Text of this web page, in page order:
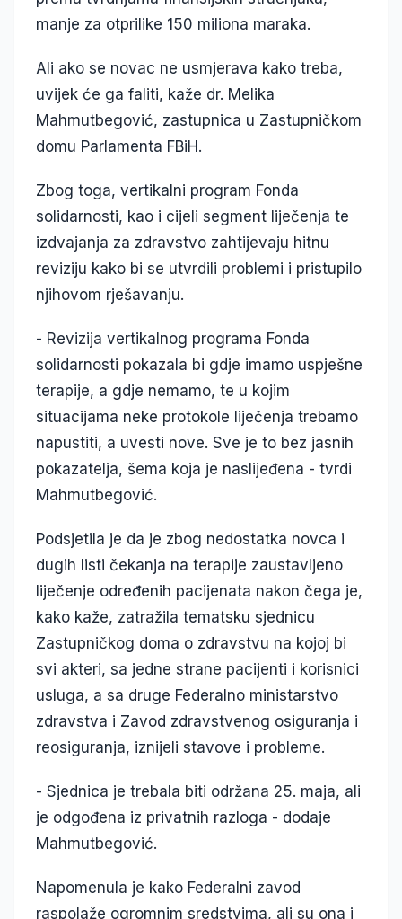
manje za otprilike 150 miliona maraka.
Ali ako se novac ne usmjerava kako treba,
uvijek će ga faliti, kaže dr. Melika
Mahmutbegović, zastupnica u Zastupničkom
domu Parlamenta FBiH.
Zbog toga, vertikalni program Fonda
solidarnosti, kao i cijeli segment liječenja te
izdvajanja za zdravstvo zahtijevaju hitnu
reviziju kako bi se utvrdili problemi i pristupilo
njihovom rješavanju.
- Revizija vertikalnog programa Fonda
solidarnosti pokazala bi gdje imamo uspješne
terapije, a gdje nemamo, te u kojim
situacijama neke protokole liječenja trebamo
napustiti, a uvesti nove. Sve je to bez jasnih
pokazatelja, šema koja je naslijeđena - tvrdi
Mahmutbegović.
Podsjetila je da je zbog nedostatka novca i
dugih listi čekanja na terapije zaustavljeno
liječenje određenih pacijenata nakon čega je,
kako kaže, zatražila tematsku sjednicu
Zastupničkog doma o zdravstvu na kojoj bi
svi akteri, sa jedne strane pacijenti i korisnici
usluga, a sa druge Federalno ministarstvo
zdravstva i Zavod zdravstvenog osiguranja i
reosiguranja, iznijeli stavove i probleme.
- Sjednica je trebala biti održana 25. maja, ali
je odgođena iz privatnih razloga - dodaje
Mahmutbegović.
Napomenula je kako Federalni zavod
raspolaže ogromnim sredstvima, ali su ona i